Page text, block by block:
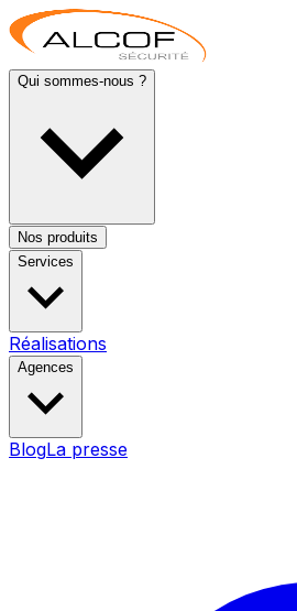
Qui sommes-nous ?
Nos produits
Services
Réalisations
Agences
BlogLa presse